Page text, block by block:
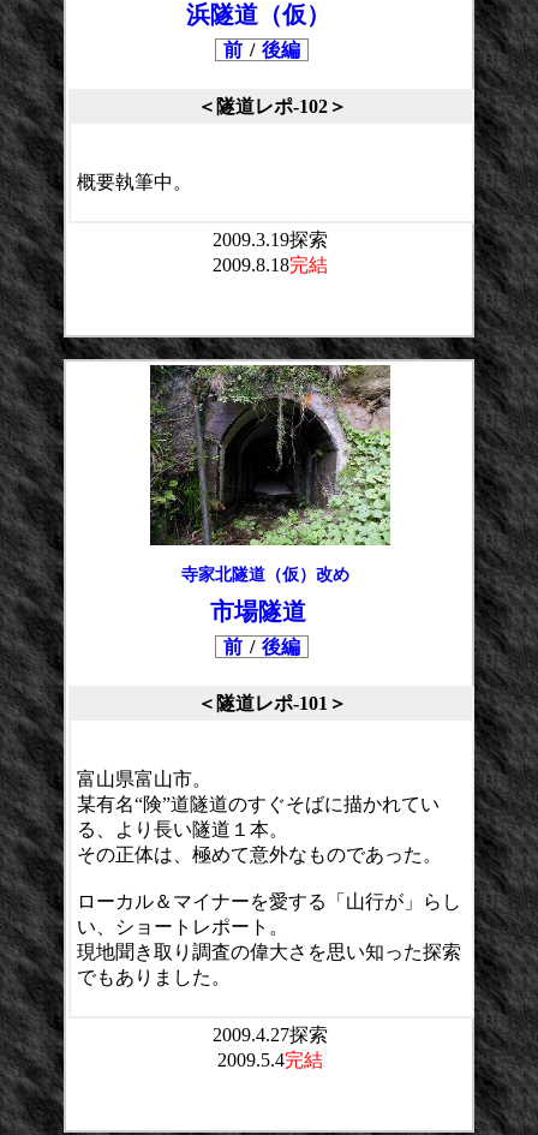
浜隧道（仮）
前 / 後編
＜隧道レポ-102＞
概要執筆中。
2009.3.19探索
2009.8.18完結
寺家北隧道（仮）改め
市場隧道
前 / 後編
＜隧道レポ-101＞
富山県富山市。
某有名“険”道隧道のすぐそばに描かれてい
る、より長い隧道１本。
その正体は、極めて意外なものであった。
ローカル＆マイナーを愛する「山行が」らし
い、ショートレポート。
現地聞き取り調査の偉大さを思い知った探索
でもありました。
2009.4.27探索
2009.5.4完結